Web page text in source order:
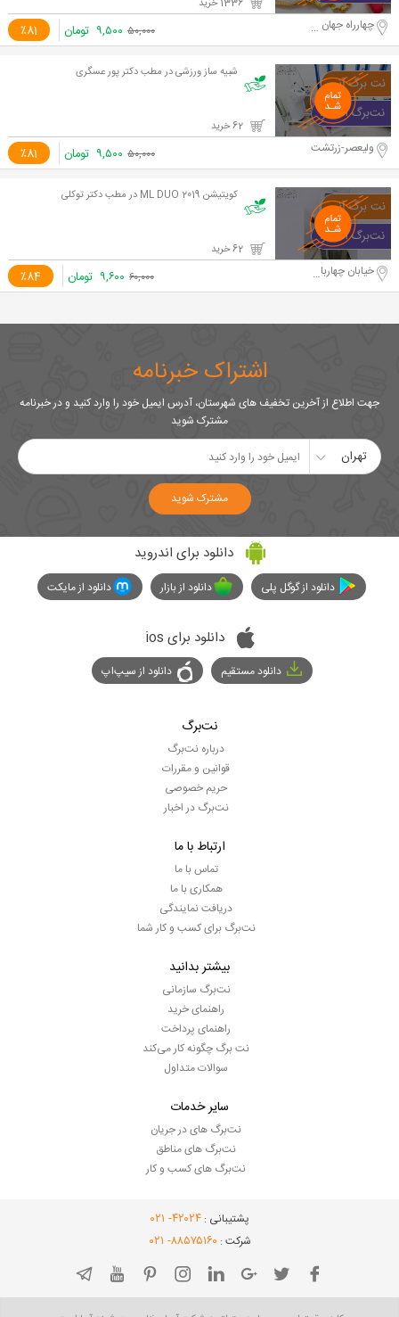
٪81 چهارراه جهان کودک ۵۰,۰۰۰ ۹,۵۰۰ تومان
شبیه ساز ورزشی در مطب دکتر پور عسگری
٪81 ولیعصر-زرتشت ۵۰,۰۰۰ ۹,۵۰۰ تومان
کویتیشن ML DUO 2019 در مطب دکتر توکلی
٪84 خیابان چهارباغ خواجو ۶۰,۰۰۰ ۹,۶۰۰ تومان
اشتراک خبرنامه
جهت اطلاع از آخرین تخفیف های شهرستان، آدرس ایمیل خود را وارد کنید و در خبرنامه
مشترک شوید
تهران
مشترک شوید
دانلود برای اندروید
دانلود از گوگل پلی دانلود از بازار دانلود از مایکت
دانلود برای ios
دانلود مستقیم دانلود از سیپ‌اپ
نت‌برگ
درباره نت‌برگ
قوانین و مقررات
حریم خصوصی
نت‌برگ در اخبار
ارتباط با ما
تماس با ما
همکاری با ما
دریافت نمایندگی
نت‌برگ برای کسب و کار شما
بیشتر بدانید
نت‌برگ سازمانی
راهنمای خرید
راهنمای پرداخت
نت برگ چگونه کار می‌کند
سوالات متداول
سایر خدمات
نت‌برگ های در جریان
نت‌برگ های مناطق
نت‌برگ های کسب و کار
پشتیبانی : ۴۲۰۲۴- ۰۲۱
شرکت : ۸۸۵۷۵۱۶۰- ۰۲۱